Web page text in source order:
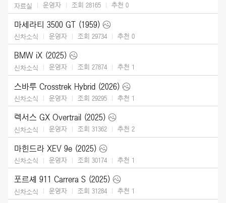
자료실 운영자 조회 28165 추천 0
마세라티 3500 GT (1959)
신차소식 운영자 조회 29734 추천 0
BMW iX (2025)
신차소식 운영자 조회 27874 추천 1
스바루 Crosstrek Hybrid (2026)
신차소식 운영자 조회 29295 추천 1
렉서스 GX Overtrail (2025)
신차소식 운영자 조회 31362 추천 2
마힌드라 XEV 9e (2025)
신차소식 운영자 조회 30174 추천 1
포르셰 911 Carrera S (2025)
신차소식 운영자 조회 31284 추천 1